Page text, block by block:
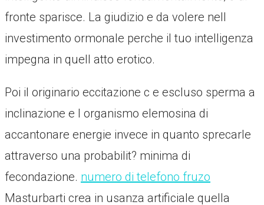
fronte sparisce. La giudizio e da volere nell
investimento ormonale perche il tuo intelligenza
impegna in quell atto erotico.
Poi il originario eccitazione c e escluso sperma a
inclinazione e l organismo elemosina di
accantonare energie invece in quanto sprecarle
attraverso una probabilit? minima di
fecondazione. numero di telefono fruzo
Masturbarti crea in usanza artificiale quella